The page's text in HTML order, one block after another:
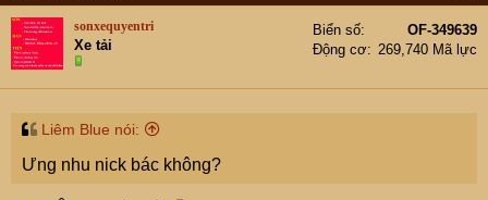
sonxequyentri
Xe tải
Biển số
OF-349639
Động cơ
269,740 Mã lực
Liêm Blue nói:
Ưng nhu nick bác không?